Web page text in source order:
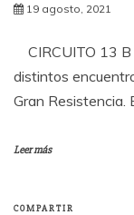
19 agosto, 2021
CIRCUITO 13 B
distintos
Gran Resistencia.
Leer más
COMPARTIR